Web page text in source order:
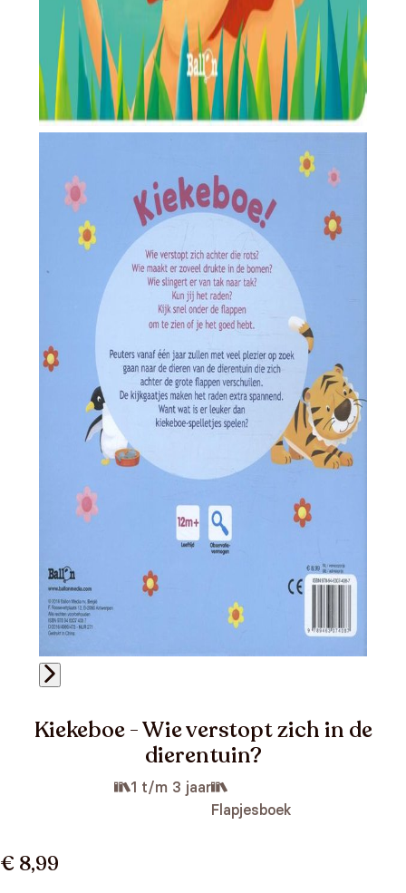
Kiekeboe - Wie verstopt zich in de
dierentuin?
1 t/m 3 jaar
Flapjesboek
€ 8,99